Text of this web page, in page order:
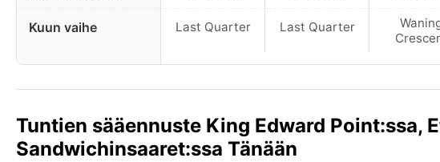
Kuun vaihe Last Quarter Last Quarter
Tuntien sääennuste King Edward Point:ssa,
Sandwichinsaaret:ssa Tänään